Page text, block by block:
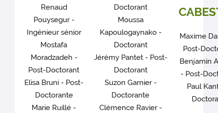
Renaud
Pouysegur -
Ingénieur sénior
Mostafa
Moradzadeh -
Post-Doctorant
Elisa Bruni - Post-
Doctorante
Marie Ruillé -
Doctorant
Moussa
Kapoulogaynako -
Doctorant
Jérémy Pantet - Post-
Doctorant
Suzon Garnier -
Doctorante
Clémence Ravier -
Maxime
Post-
Benjamin
- Post-
Paul